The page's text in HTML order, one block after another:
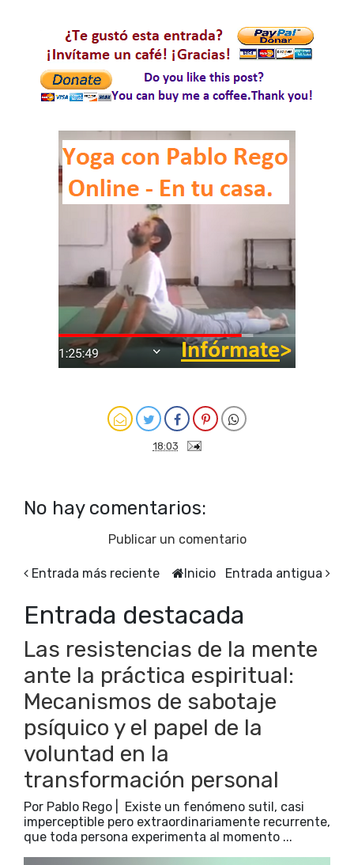
18:03
No hay comentarios:
Publicar un comentario
Entrada más reciente Entrada antigua
Inicio
Entrada destacada
Las resistencias de la mente
ante la práctica espiritual:
Mecanismos de sabotaje
psíquico y el papel de la
voluntad en la
transformación personal
Por Pablo Rego | Existe un fenómeno sutil, casi
imperceptible pero extraordinariamente recurrente,
que toda persona experimenta al momento ...